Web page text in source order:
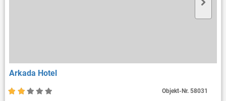
Arkada Hotel
Objekt-Nr.58031